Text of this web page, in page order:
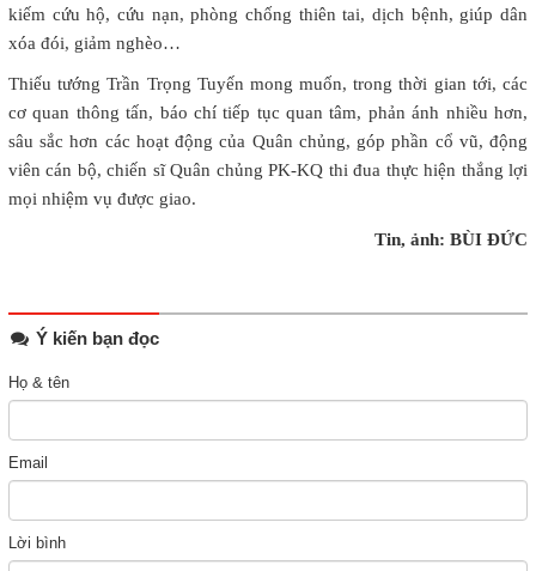
kiếm cứu hộ, cứu nạn, phòng chống thiên tai, dịch bệnh, giúp dân
xóa đói, giảm nghèo…
Thiếu tướng Trần Trọng Tuyến mong muốn, trong thời gian tới, các
cơ quan thông tấn, báo chí tiếp tục quan tâm, phản ánh nhiều hơn,
sâu sắc hơn các hoạt động của Quân chủng, góp phần cổ vũ, động
viên cán bộ, chiến sĩ Quân chủng PK-KQ thi đua thực hiện thắng lợi
mọi nhiệm vụ được giao.
Tin, ảnh: BÙI ĐỨC
Ý kiến bạn đọc
Họ & tên
Email
Lời bình